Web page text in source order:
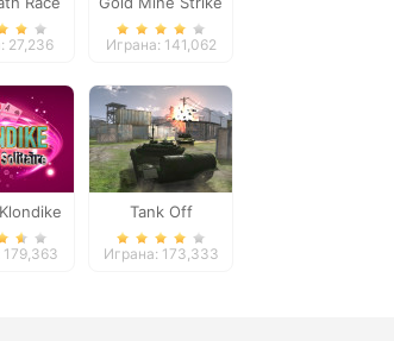
27,236
Christmas
Играна: 141,062
Card
179,363
Tank Off
Играна: 173,333